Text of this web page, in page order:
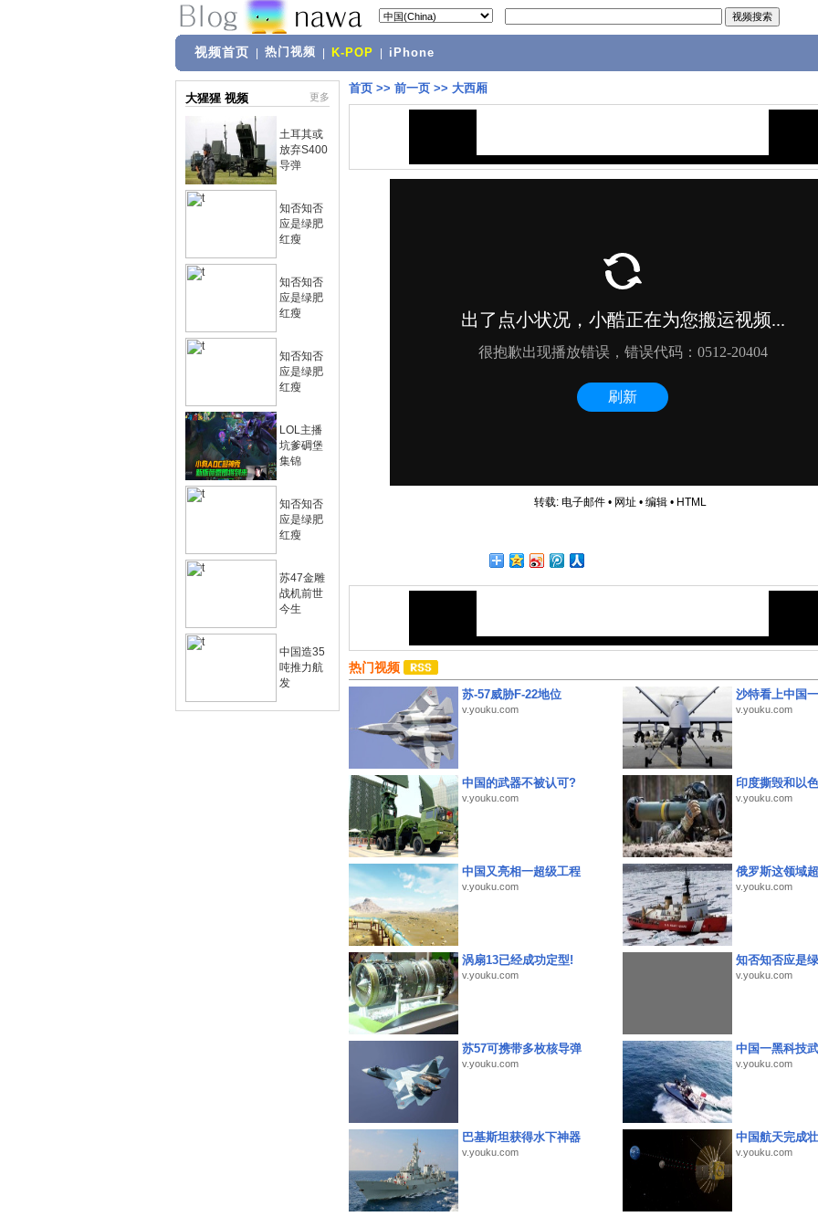
视频首页 热门视频 K-POP iPhone
大猩猩 视频 更多
土耳其或
放弃S400
导弹
知否知否
应是绿肥
红瘦
知否知否
应是绿肥
红瘦
知否知否
应是绿肥
红瘦
LOL主播
坑爹碉堡
集锦
知否知否
应是绿肥
红瘦
苏47金雕
战机前世
今生
中国造35
吨推力航
发
首页 >> 前一页 >> 大西厢
转载: 电子邮件• 网址 • 编辑• HTML
热门视频
苏-57威胁F-22地位
v.youku.com
沙特看上中国
v.youku.com
中国的武器不被认可?
v.youku.com
印度撕毁和以
v.youku.com
中国又亮相一超级工程
v.youku.com
俄罗斯这领域
v.youku.com
涡扇13已经成功定型!
v.youku.com
知否知否应是
v.youku.com
苏57可携带多枚核导弹
v.youku.com
中国一黑科技
v.youku.com
巴基斯坦获得水下神器
v.youku.com
中国航天完成
v.youku.com